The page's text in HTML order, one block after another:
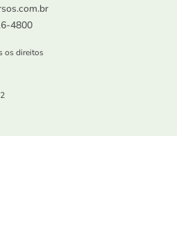
4800
os direitos